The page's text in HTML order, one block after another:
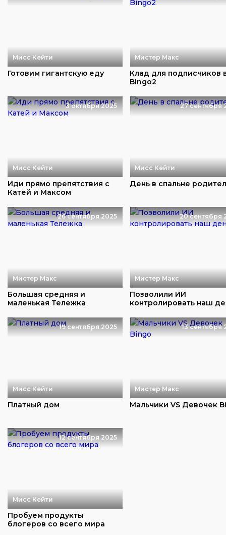
Мисс Кейти
Готовим гигантскую еду
Мистер Макс
Клад для подписчиков
Bingo2
3 октября 2025
Мисс Кейти
Иди прямо препятствия с
Катей и Максом
27 сентября
Мисс Кейти
День в спальне
26 сентября 2025
Мистер Макс
Большая средняя и
маленькая Тележка
20 сентября
Мистер Макс
Позволили ИИ
контролировать наш
19 сентября 2025
Мисс Кейти
Платный дом
13 сентября
Мистер Макс
Мальчики VS Девочек
12 сентября 2025
Мисс Кейти
Пробуем продукты
блогеров со всего мира